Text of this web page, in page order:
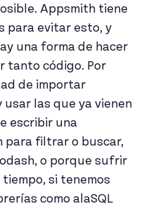
Appsmith tiene
para evitar esto, y
una forma de hacer
tanto código. Por
de importar
usar las que ya vienen
escribir una
para filtrar o buscar,
o porque sufrir
si tenemos
como alaSQL